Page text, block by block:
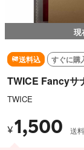
現
送料込 すぐに購
TWICE Fancyサ
TWICE
¥1,500 送